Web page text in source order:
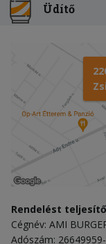
Üdítő
Rendelést
Cégnév: AMI
Adószám: